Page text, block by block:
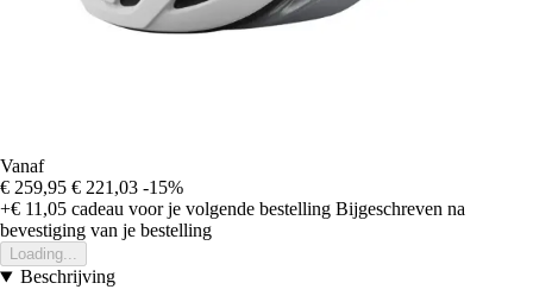
Vanaf
€ 259,95 € 221,03 -15%
+€ 11,05 cadeau voor je volgende bestelling Bijgeschreven na
bevestiging van je bestelling
Loading...
Beschrijving